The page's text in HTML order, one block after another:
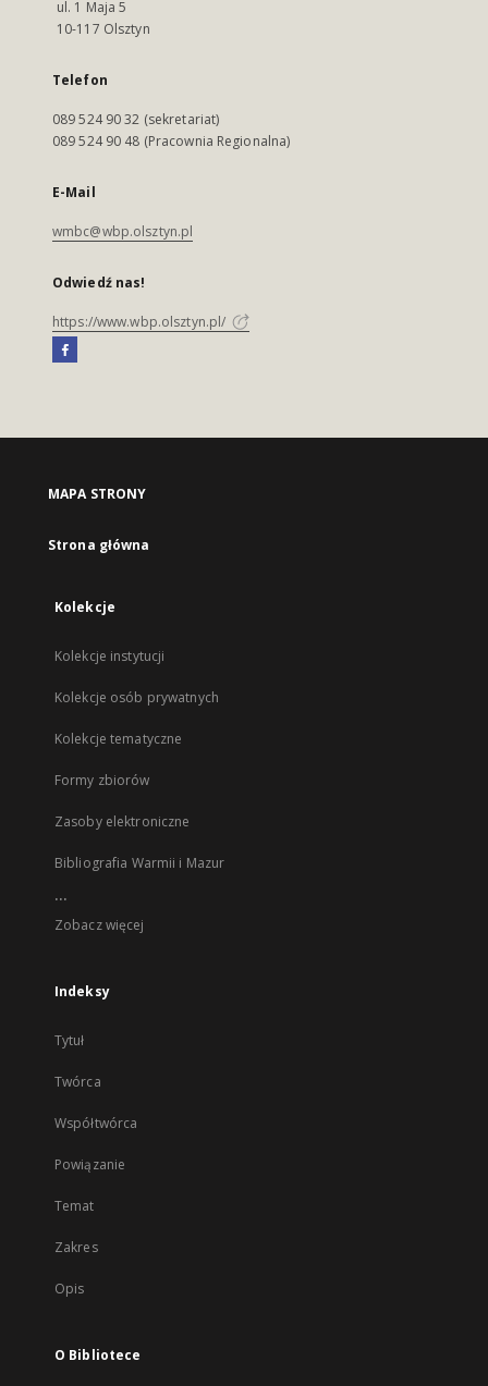
ul. 1 Maja 5
10-117 Olsztyn
Telefon
089 524 90 32 (sekretariat)
089 524 90 48 (Pracownia Regionalna)
E-Mail
wmbc@wbp.olsztyn.pl
Odwiedź nas!
https://www.wbp.olsztyn.pl/
MAPA STRONY
Strona główna
Kolekcje
Kolekcje instytucji
Kolekcje osób prywatnych
Kolekcje tematyczne
Formy zbiorów
Zasoby elektroniczne
Bibliografia Warmii i Mazur
...
Zobacz więcej
Indeksy
Tytuł
Twórca
Współtwórca
Powiązanie
Temat
Zakres
Opis
O Bibliotece